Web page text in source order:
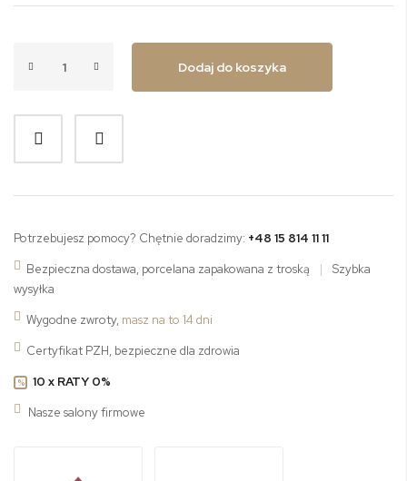
Dodaj do koszyka
Potrzebujesz pomocy? Chętnie doradzimy: +48 15 814 11 11
Bezpieczna dostawa, porcelana zapakowana z troską
|
Szybka
wysyłka
Wygodne zwroty, masz na to 14 dni
Certyfikat PZH, bezpieczne dla zdrowia
%
10 x RATY 0%
Nasze salony firmowe